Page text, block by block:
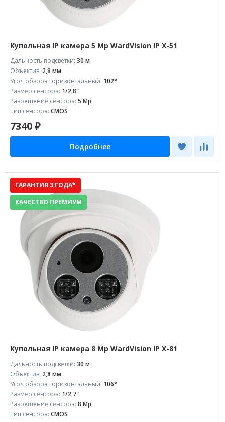
Купольная IP камера 5 Mp WardVision IP X-51
Дальность подсветки: 30 м
Объектив: 2,8 мм
Угол обзора горизонтальный: 102°
Размер сенсора: 1/2,8"
Разрешение сенсора: 5 Mp
Тип сенсора: CMOS
7340 ₽
Подробнее
Купольная IP камера 8 Mp WardVision IP X-81
ГАРАНТИЯ 3 ГОДА*
КАЧЕСТВО ПРЕМИУМ
Дальность подсветки: 30 м
Объектив: 2,8 мм
Угол обзора горизонтальный: 106°
Размер сенсора: 1/2,7"
Разрешение сенсора: 8 Mp
Тип сенсора: CMOS